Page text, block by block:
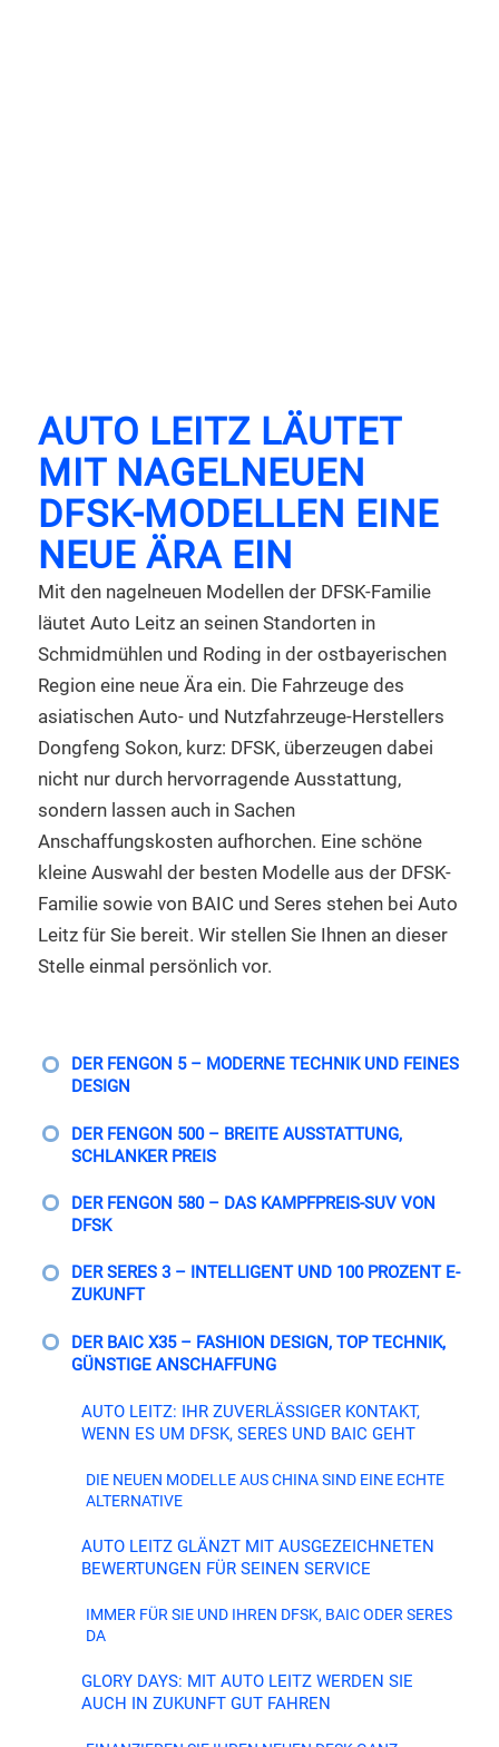
AUTO LEITZ LÄUTET
MIT NAGELNEUEN
DFSK-MODELLEN EINE
NEUE ÄRA EIN
Mit den nagelneuen Modellen der DFSK-Familie
läutet Auto Leitz an seinen Standorten in
Schmidmühlen und Roding in der ostbayerischen
Region eine neue Ära ein. Die Fahrzeuge des
asiatischen Auto- und Nutzfahrzeuge-Herstellers
Dongfeng Sokon, kurz: DFSK, überzeugen dabei
nicht nur durch hervorragende Ausstattung,
sondern lassen auch in Sachen
Anschaffungskosten aufhorchen. Eine schöne
kleine Auswahl der besten Modelle aus der DFSK-
Familie sowie von BAIC und Seres stehen bei Auto
Leitz für Sie bereit. Wir stellen Sie Ihnen an dieser
Stelle einmal persönlich vor.
DER FENGON 5 – MODERNE TECHNIK UND FEINES
DESIGN
DER FENGON 500 – BREITE AUSSTATTUNG,
SCHLANKER PREIS
DER FENGON 580 – DAS KAMPFPREIS-SUV VON
DFSK
DER SERES 3 – INTELLIGENT UND 100 PROZENT E-
ZUKUNFT
DER BAIC X35 – FASHION DESIGN, TOP TECHNIK,
GÜNSTIGE ANSCHAFFUNG
AUTO LEITZ: IHR ZUVERLÄSSIGER KONTAKT,
WENN ES UM DFSK, SERES UND BAIC GEHT
DIE NEUEN MODELLE AUS CHINA SIND EINE ECHTE
ALTERNATIVE
AUTO LEITZ GLÄNZT MIT AUSGEZEICHNETEN
BEWERTUNGEN FÜR SEINEN SERVICE
IMMER FÜR SIE UND IHREN DFSK, BAIC ODER SERES
DA
GLORY DAYS: MIT AUTO LEITZ WERDEN SIE
AUCH IN ZUKUNFT GUT FAHREN